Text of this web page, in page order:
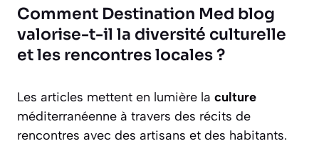
Comment Destination Med blog
valorise-t-il la diversité culturelle
et les rencontres locales ?
Les articles mettent en lumière la culture
méditerranéenne à travers des récits de
rencontres avec des artisans et des habitants.